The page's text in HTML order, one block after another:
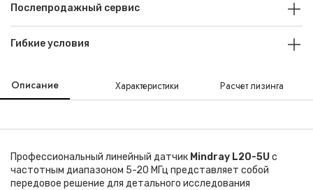
Послепродажный сервис
Гибкие условия
Описание Характеристики Расчет лизинга
Профессиональный линейный датчик Mindray L20-5Uс
частотным диапазоном 5-20 МГц представляет собой
передовое решение для детального исследования